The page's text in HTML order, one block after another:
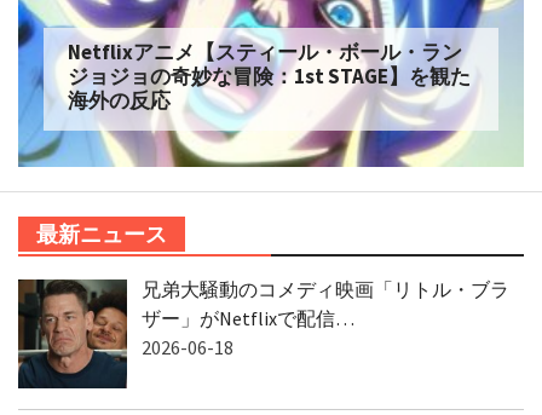
Netflixアニメ【スティール・ボール・ラン
ジョジョの奇妙な冒険：1st STAGE】を観た
海外の反応
最新ニュース
兄弟大騒動のコメディ映画「リトル・ブラ
ザー」がNetflixで配信…
2026-06-18